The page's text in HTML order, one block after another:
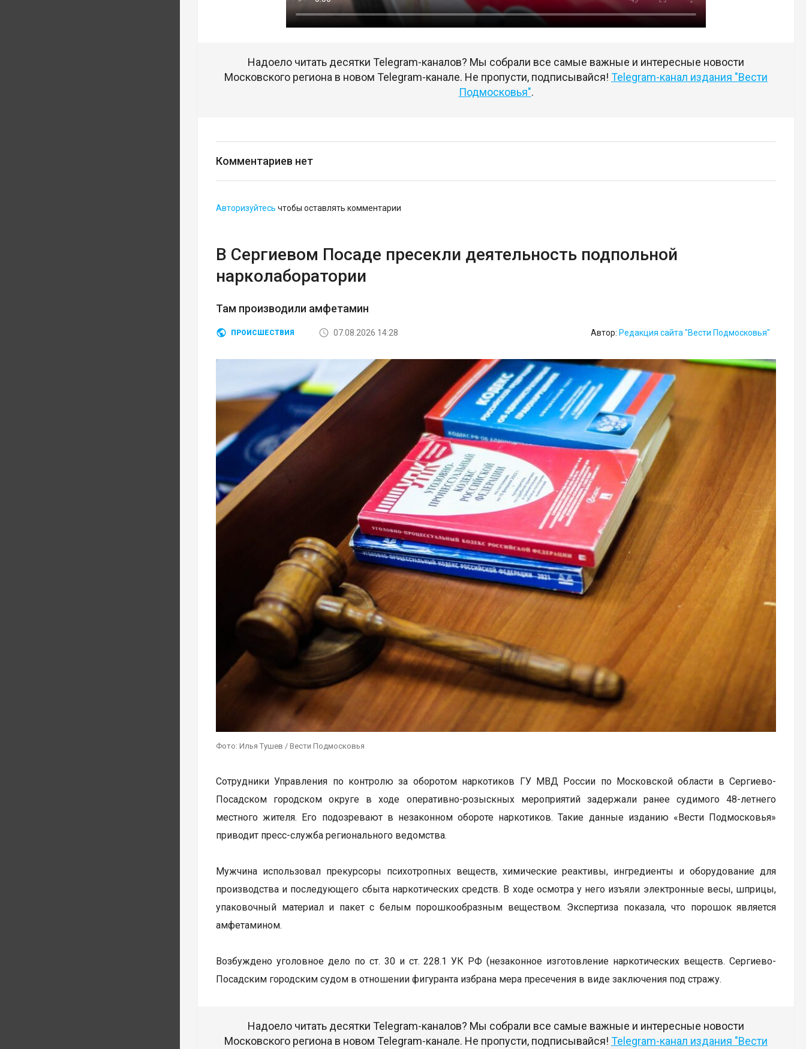
Надоело читать десятки Telegram-каналов? Мы собрали все самые важные и интересные новости
Московского региона в новом Telegram-канале. Не пропусти, подписывайся! Telegram-канал издания "Вести
Подмосковья".
Комментариев нет
Авторизуйтесь чтобы оставлять комментарии
В Сергиевом Посаде пресекли деятельность подпольной
нарколаборатории
Там производили амфетамин
ПРОИСШЕСТВИЯ 07.08.2026 14:28 Автор: Редакция сайта "Вести Подмосковья"
Фото: Илья Тушев / Вести Подмосковья
Сотрудники Управления по контролю за оборотом наркотиков ГУ МВД России по Московской области в Сергиево-
Посадском городском округе в ходе оперативно-розыскных мероприятий задержали ранее судимого 48-летнего
местного жителя. Его подозревают в незаконном обороте наркотиков. Такие данные изданию «Вести Подмосковья»
приводит пресс-служба регионального ведомства.
Мужчина использовал прекурсоры психотропных веществ, химические реактивы, ингредиенты и оборудование для
производства и последующего сбыта наркотических средств. В ходе осмотра у него изъяли электронные весы, шприцы,
упаковочный материал и пакет с белым порошкообразным веществом. Экспертиза показала, что порошок является
амфетамином.
Возбуждено уголовное дело по ст. 30 и ст. 228.1 УК РФ (незаконное изготовление наркотических веществ. Сергиево-
Посадским городским судом в отношении фигуранта избрана мера пресечения в виде заключения под стражу.
Надоело читать десятки Telegram-каналов? Мы собрали все самые важные и интересные новости
Московского региона в новом Telegram-канале. Не пропусти, подписывайся! Telegram-канал издания "Вести